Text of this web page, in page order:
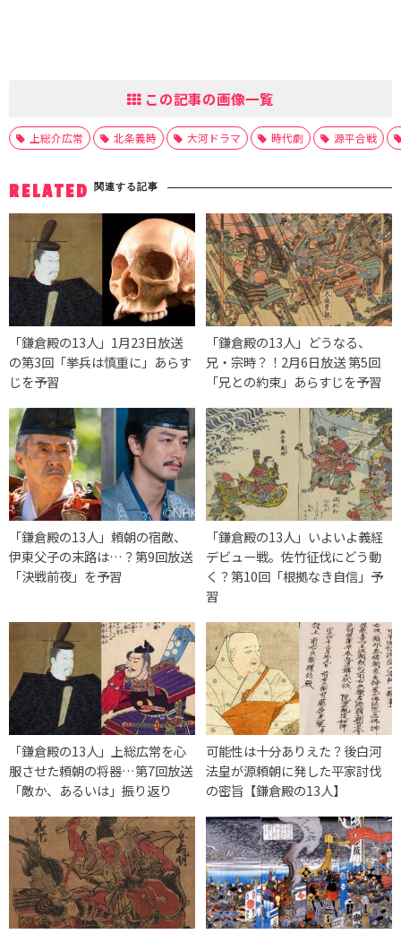
この記事の画像一覧
上総介広常 北条義時 大河ドラマ 時代劇 源平合戦
RELATED 関連する記事
「鎌倉殿の13人」1月23日放送
の第3回「挙兵は慎重に」あらす
じを予習
「鎌倉殿の13人」どうなる、
兄・宗時？！2月6日放送 第5回
「兄との約束」あらすじを予習
「鎌倉殿の13人」頼朝の宿敵、
伊東父子の末路は…？第9回放送
「決戦前夜」を予習
「鎌倉殿の13人」いよいよ義経
デビュー戦。佐竹征伐にどう動
く？第10回「根拠なき自信」予
習
「鎌倉殿の13人」上総広常を心
服させた頼朝の将器…第7回放送
「敵か、あるいは」振り返り
可能性は十分ありえた？後白河
法皇が源頼朝に発した平家討伐
の密旨【鎌倉殿の13人】